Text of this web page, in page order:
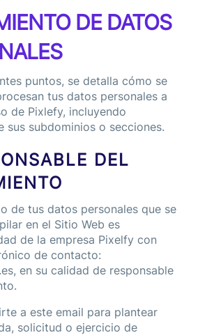
DE DATOS
puntos, se detalla cómo se
tus datos personales a
de Pixlefy, incluyendo
sus subdominios o secciones.
DEL
de tus datos personales que se
en el Sitio Web es
de la empresa Pixelfy con
de contacto:
en su calidad de responsable
a este email para plantear
solicitud o ejercicio de